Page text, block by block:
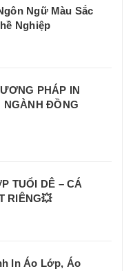
Ngữ Màu Sắc
Nghiệp
PHÁP IN
NGÀNH ĐỒNG
TUỔI DÊ – CÁ
RIÊNG💥
In Áo Lớp, Áo